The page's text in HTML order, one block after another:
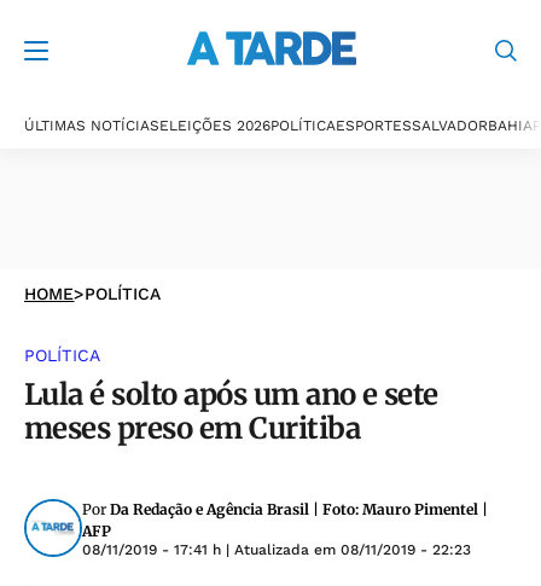
ÚLTIMAS NOTÍCIASELEIÇÕES 2026POLÍTICAESPORTESSALVADORBAHIA
HOME>POLÍTICA
POLÍTICA
Lula é solto após um ano e sete
meses preso em Curitiba
Por Da Redação e Agência Brasil | Foto: Mauro Pimentel |
AFP
08/11/2019 - 17:41 h | Atualizada em 08/11/2019 - 22:23